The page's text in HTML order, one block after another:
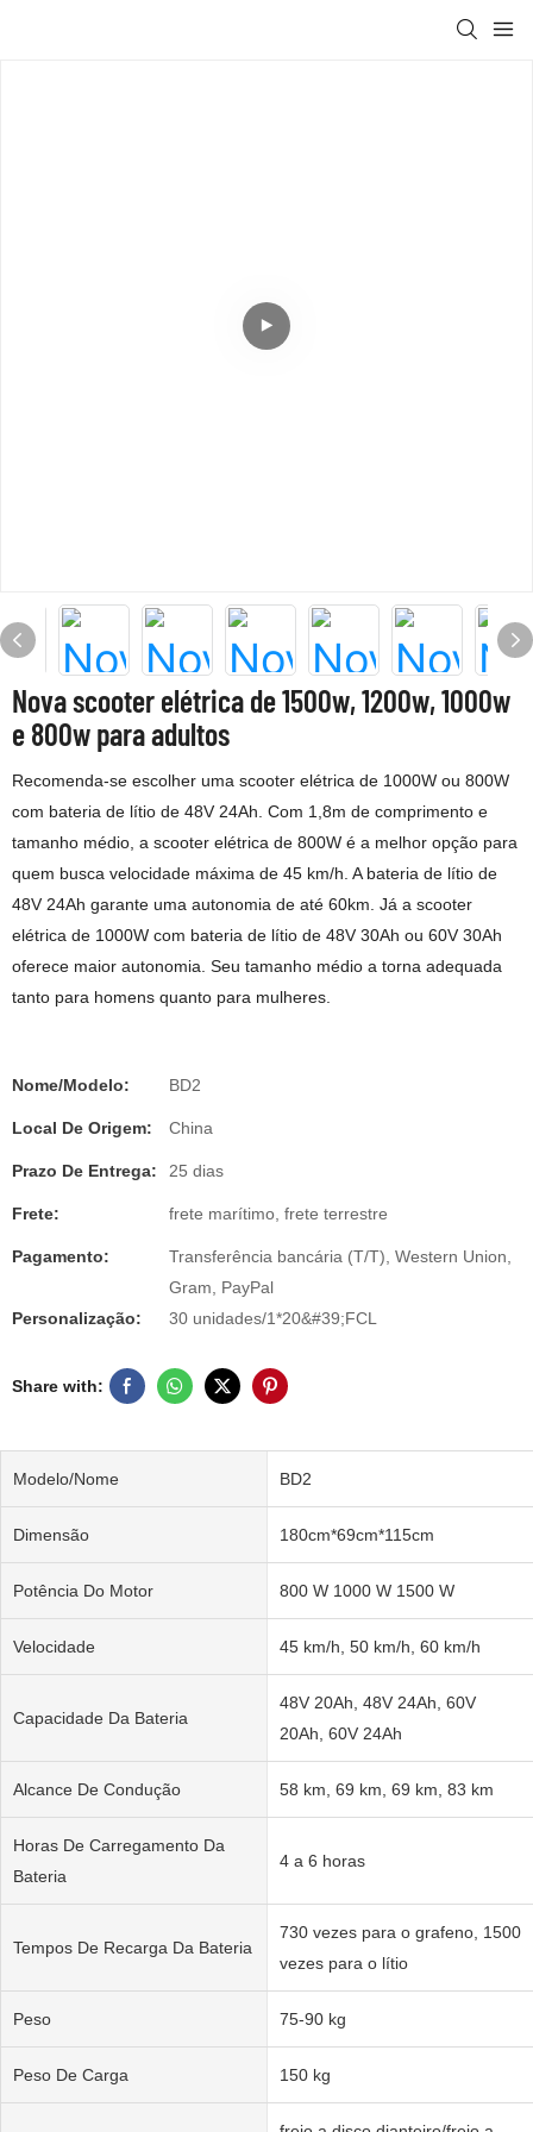
Nova scooter elétrica de 1500w, 1200w, 1000w
e 800w para adultos
Recomenda-se escolher uma scooter elétrica de 1000W ou 800W
com bateria de lítio de 48V 24Ah. Com 1,8m de comprimento e
tamanho médio, a scooter elétrica de 800W é a melhor opção para
quem busca velocidade máxima de 45 km/h. A bateria de lítio de
48V 24Ah garante uma autonomia de até 60km. Já a scooter
elétrica de 1000W com bateria de lítio de 48V 30Ah ou 60V 30Ah
oferece maior autonomia. Seu tamanho médio a torna adequada
tanto para homens quanto para mulheres.
Nome/Modelo: BD2
Local De Origem: China
Prazo De Entrega: 25 dias
Frete: frete marítimo, frete terrestre
Pagamento:
Transferência bancária (T/T), Western Union,
Gram, PayPal
Personalização:
30 unidades/1*20&#39;FCL
Share with:
Modelo/Nome BD2
Dimensão 180cm*69cm*115cm
Potência Do Motor 800 W 1000 W 1500 W
Velocidade 45 km/h, 50 km/h, 60 km/h
Capacidade Da Bateria
48V 20Ah, 48V 24Ah, 60V
20Ah, 60V 24Ah
Alcance De Condução 58 km, 69 km, 69 km, 83 km
Horas De Carregamento Da
Bateria
4 a 6 horas
Tempos De Recarga Da Bateria
730 vezes para o grafeno, 1500
vezes para o lítio
Peso 75-90 kg
Peso De Carga 150 kg